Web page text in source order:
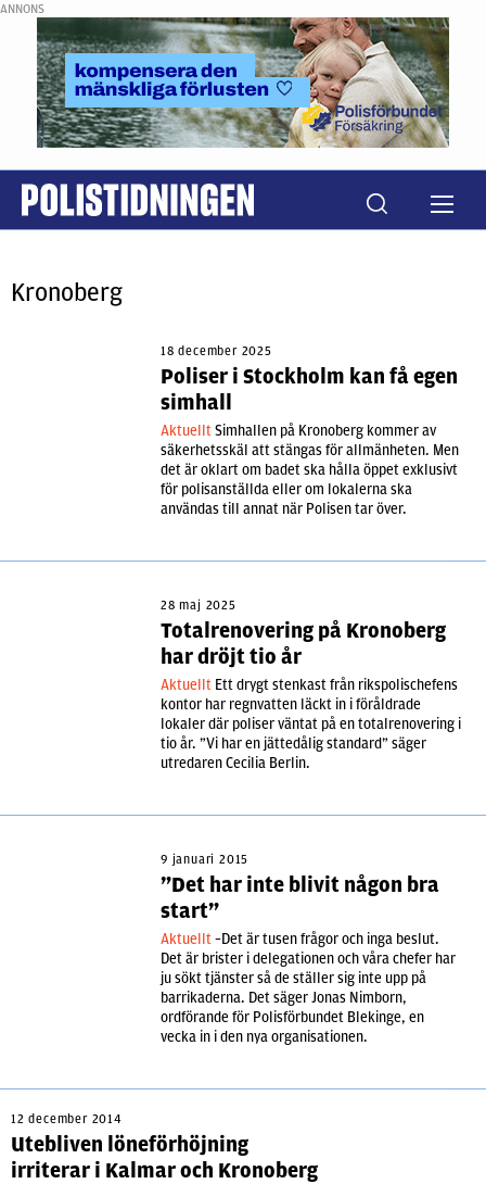
ANNONS
Kronoberg
18 december 2025
Poliser i Stockholm kan få egen
simhall
Aktuellt Simhallen på Kronoberg kommer av
säkerhetsskäl att stängas för allmänheten. Men
det är oklart om badet ska hålla öppet exklusivt
för polisanställda eller om lokalerna ska
användas till annat när Polisen tar över.
28 maj 2025
Totalrenovering på Kronoberg
har dröjt tio år
Aktuellt Ett drygt stenkast från rikspolischefens
kontor har regnvatten läckt in i föråldrade
lokaler där poliser väntat på en totalrenovering i
tio år. ”Vi har en jättedålig standard” säger
utredaren Cecilia Berlin.
9 januari 2015
”Det har inte blivit någon bra
start”
Aktuellt –Det är tusen frågor och inga beslut.
Det är brister i delegationen och våra chefer har
ju sökt tjänster så de ställer sig inte upp på
barrikaderna. Det säger Jonas Nimborn,
ordförande för Polisförbundet Blekinge, en
vecka in i den nya organisationen.
12 december 2014
Utebliven löneförhöjning
irriterar i Kalmar och Kronoberg